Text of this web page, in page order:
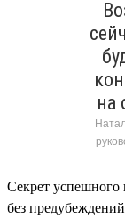
на
Секрет
без